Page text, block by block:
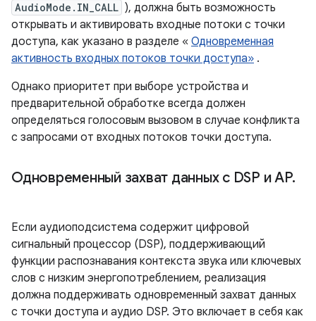
AudioMode.IN_CALL ), должна быть возможность
открывать и активировать входные потоки с точки
доступа, как указано в разделе « Одновременная
активность входных потоков точки доступа» .
Однако приоритет при выборе устройства и
предварительной обработке всегда должен
определяться голосовым вызовом в случае конфликта
с запросами от входных потоков точки доступа.
Одновременный захват данных с DSP и AP.
Если аудиоподсистема содержит цифровой
сигнальный процессор (DSP), поддерживающий
функции распознавания контекста звука или ключевых
слов с низким энергопотреблением, реализация
должна поддерживать одновременный захват данных
с точки доступа и аудио DSP. Это включает в себя как